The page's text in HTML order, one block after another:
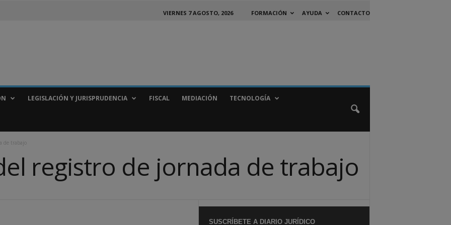
VIERNES 7 AGOSTO, 2026 FORMACIÓN AYUDA CONTACTO
LEGISLACIÓN Y JURISPRUDENCIA FISCAL MEDIACIÓN TECNOLOGÍA
de trabajo
registro de jornada de trabajo
SUSCRÍBETE A DIARIO JURÍDICO